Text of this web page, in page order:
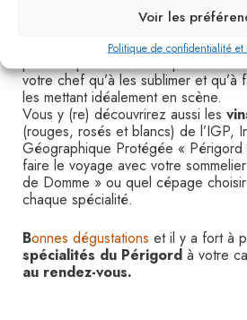
Voir les
Politique de confidentialité et
, vous y retrouverez aussi
locaux (foie gras, truffe noire,
bière…). Ces aliments
plats les plus demandés par vos
votre chef qu’à les sublimer et qu’à
les mettant idéalement en scène.
Vous y (re) découvrirez aussi les
(rouges, rosés et blancs) de l’IGP,
Géographique Protégée « Périgord
faire le voyage avec votre
de Domme » ou quel cépage
chaque spécialité.
Bonnes dégustations et il y a fort à
spécialités du Périgord à votre
au rendez-vous.